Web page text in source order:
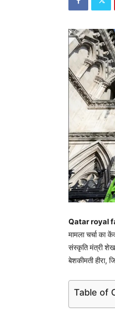
Qatar royal
मामला चर्चा
संस्कृति मंत्री
बेशकीमती हीरा,
Table of